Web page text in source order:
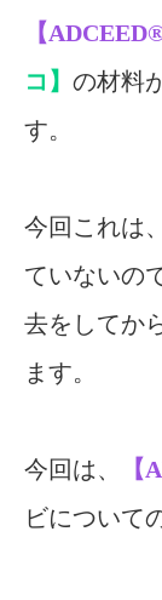
【
コ】 の材料
す。
今回これは
ていないの
去をしてか
ます。
今回は、 【
ビについて